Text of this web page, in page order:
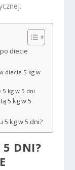
diecie
diecie 5 kg w
kg w 5 dni
5 kg w 5
5 kg w 5 dni?
5 DNI?